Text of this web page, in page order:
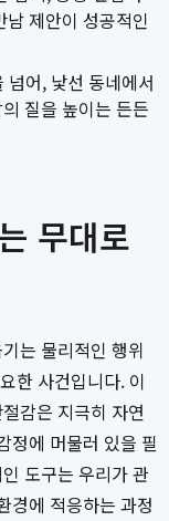
제안이 성공적인
넘어, 낯선 동네에서
질을 높이는 든든
무대로
는 물리적인 행위
한 사건입니다. 이
감은 지극히 자연
정에 머물러 있을 필
도구는 우리가 관
경에 적응하는 과정